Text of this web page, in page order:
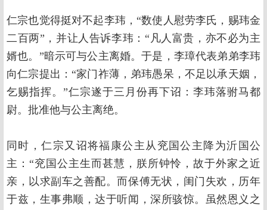
仁宗也觉得挺对不起李玮，“数使人慰劳李氏，赐玮金
二百两”，并让人告诉李玮：“凡人富贵，亦不必为主
婿也。”暗示可与公主离婚。于是，李璋代表弟弟李玮
向仁宗提出：“家门祚薄，弟玮愚呆，不足以承天姻，
乞赐指挥。”仁宗遂于三月份再下诏：李玮落驸马都
尉。批准他与公主离绝。
同时，仁宗又诏将福康公主从兖国公主降为沂国公
主：“兖国公主生而甚慧，朕所钟怜，故于外家之近
亲，以求副车之善配。而保傅无状，闺门失欢，历年
于兹，生事弗顺，达于听闻，深所骇惊。虽然恩义之